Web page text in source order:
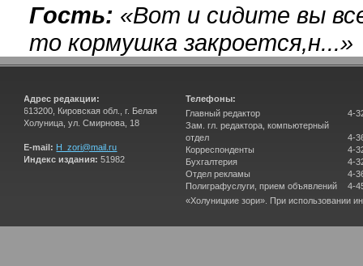
Гость: «Вот и сидите вы
то кормушка закроется,н...»
Адрес редакции:
613200, Кировская обл., г. Белая
Холуница, ул. Смирнова, 18
E-mail: H_zori@mail.ru
Индекс издания: 51982
Телефоны:
Главный редактор
Зам. гл. редактора, компьютерный
отдел
Корреспонденты
Бухгалтерия
Отдел рекламы
Полиграфуслуги, прием объявлений
4-
4-
4-
4-
4-
4-
«Холуницкие зори». При использовании